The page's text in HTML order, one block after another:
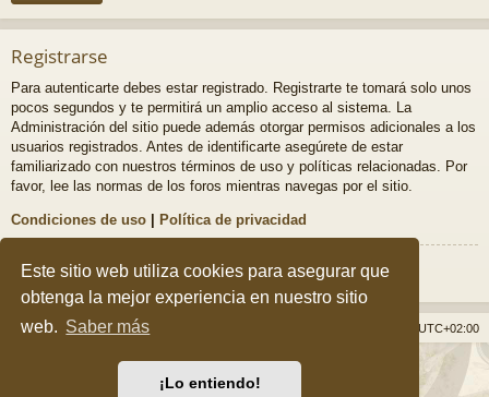
Este sitio web utiliza cookies para asegurar que
obtenga la mejor experiencia en nuestro sitio
web. Saber más
¡Lo entiendo!
Registrarse
Para autenticarte debes estar registrado. Registrarte te tomará solo unos
pocos segundos y te permitirá un amplio acceso al sistema. La
Administración del sitio puede además otorgar permisos adicionales a los
usuarios registrados. Antes de identificarte asegúrete de estar
familiarizado con nuestros términos de uso y políticas relacionadas. Por
favor, lee las normas de los foros mientras navegas por el sitio.
Condiciones de uso | Política de privacidad
Registrarse
Índice general UTC+02:00
Desarrollado porphpBB® Forum Software © phpBB Limited
Style porArty&